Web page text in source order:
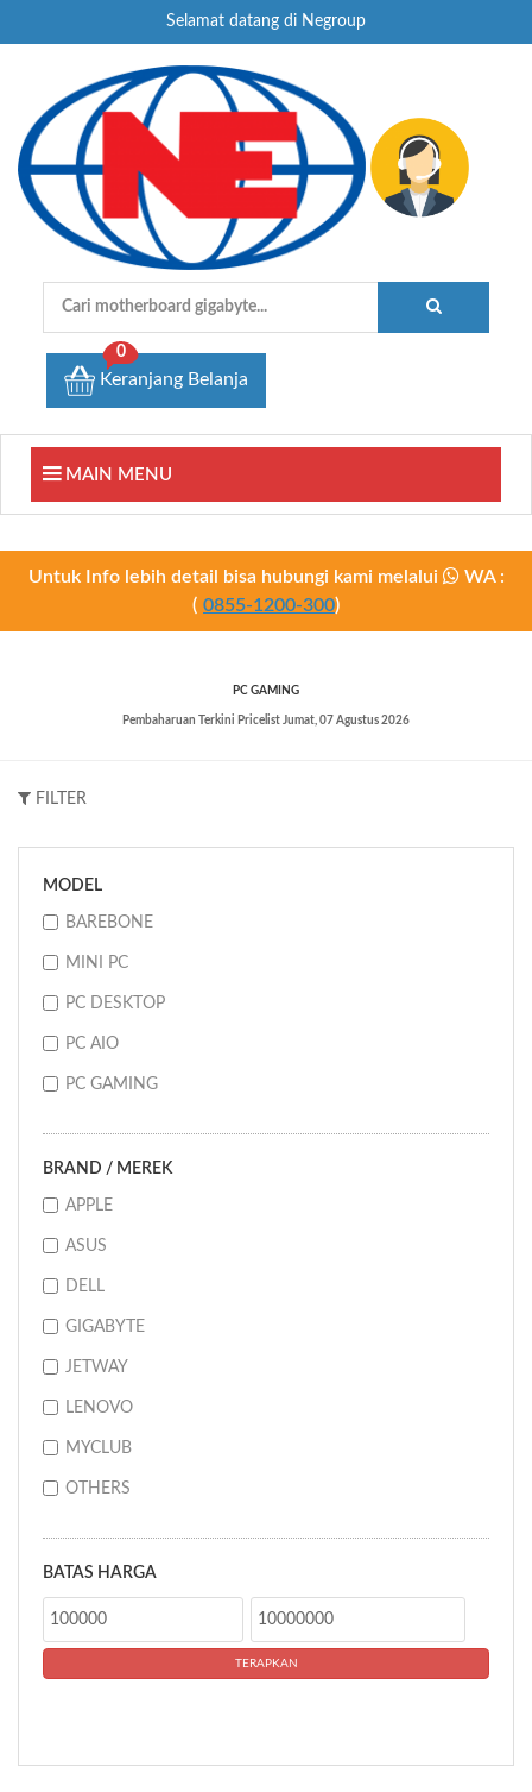
Selamat datang di Negroup
Keranjang Belanja
0
MAIN MENU
Untuk Info lebih detail bisa hubungi kami melalui
WA :
( 0855-1200-300)
PC GAMING
Pembaharuan Terkini Pricelist Jumat, 07 Agustus 2026
FILTER
MODEL
BAREBONE
MINI PC
PC DESKTOP
PC AIO
PC GAMING
BRAND / MEREK
APPLE
ASUS
DELL
GIGABYTE
JETWAY
LENOVO
MYCLUB
OTHERS
BATAS HARGA